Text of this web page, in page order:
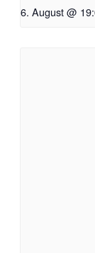
6. August @